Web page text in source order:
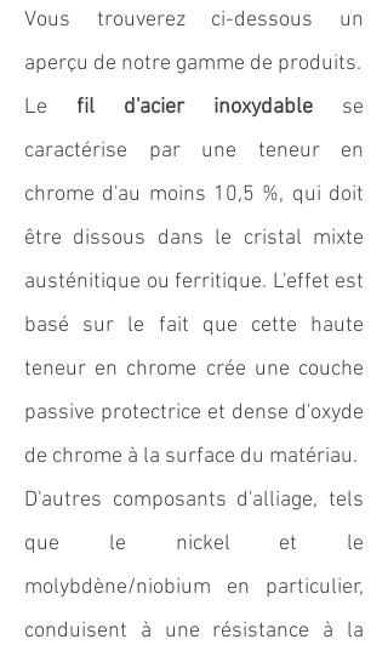
Vous trouverez ci-dessous un
aperçu de notre gamme de produits.
Le fil d'acier inoxydable se
caractérise par une teneur en
chrome d'au moins 10,5 %, qui doit
être dissous dans le cristal mixte
austénitique ou ferritique. L'effet est
basé sur le fait que cette haute
teneur en chrome crée une couche
passive protectrice et dense d'oxyde
de chrome à la surface du matériau.
D'autres composants d'alliage, tels
que le nickel et le
molybdène/niobium en particulier,
conduisent à une résistance à la